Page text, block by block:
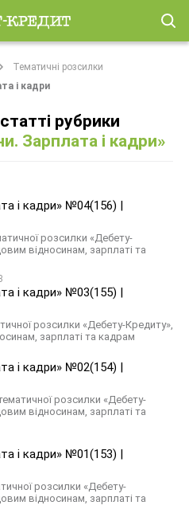
Тематичні розсилки
і кадри
рубрики
Зарплата і кадри»
і кадри» №04(156) |
розсилки «Дебету-
відносинам, зарплаті та
і кадри» №03(155) |
розсилки «Дебету-Кредиту»,
зарплаті та кадрам
і кадри» №02(154) |
розсилки «Дебету-
відносинам, зарплаті та
і кадри» №01(153) |
розсилки «Дебету-
відносинам, зарплаті та